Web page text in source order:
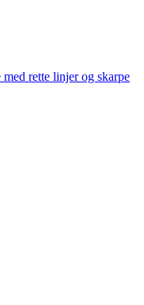
rette linjer og skarpe